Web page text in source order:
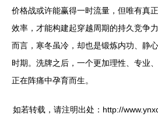
价格战或许能赢得一时流量，但唯有真
效率，才能构建起穿越周期的持久竞争
而言，寒冬虽冷，却也是锻炼内功、静
时期。洗牌之后，一个更加理性、专业
正在阵痛中孕育而生。
如若转载，请注明出处：http://